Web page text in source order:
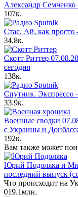
Александр Семченко
107к.
Стас. Ай, как
34.8к.
Скотт Риттер
сегодня
138к.
Спутник. Экспрессо
33.9к.
Военные сводки
с Украины и
192к.
Вам также может
Юрий Подоляка и
последний выпуск
Что происходит на
019.1млн.